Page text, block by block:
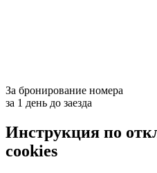
За бронирование номера
за 1 день до заезда
Инструкция по
cookies